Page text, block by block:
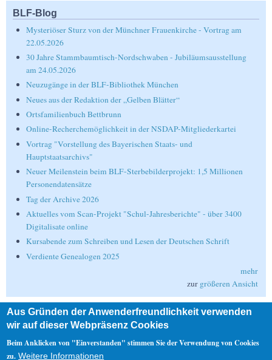
BLF-Blog
Mysteriöser Sturz von der Münchner Frauenkirche - Vortrag am
22.05.2026
30 Jahre Stammbaumtisch-Nordschwaben - Jubiläumsausstellung
am 24.05.2026
Neuzugänge in der BLF-Bibliothek München
Neues aus der Redaktion der „Gelben Blätter“
Ortsfamilienbuch Bettbrunn
Online-Recherchemöglichkeit in der NSDAP-Mitgliederkartei
Vortrag "Vorstellung des Bayerischen Staats- und
Hauptstaatsarchivs"
Neuer Meilenstein beim BLF-Sterbebilderprojekt: 1,5 Millionen
Personendatensätze
Tag der Archive 2026
Aktuelles vom Scan-Projekt "Schul-Jahresberichte" - über 3400
Digitalisate online
Kursabende zum Schreiben und Lesen der Deutschen Schrift
Verdiente Genealogen 2025
mehr
zur größeren Ansicht
Suche
Suche
Aus Gründen der Anwenderfreundlichkeit verwenden
wir auf dieser Webpräsenz Cookies
Beim Anklicken von "Einverstanden" stimmen Sie der Verwendung von Cookies
zu. Weitere Informationen